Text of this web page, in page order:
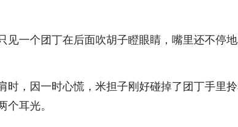
一个团丁在后面吹胡子瞪眼睛，嘴里还不停地
，因一时心慌，米担子刚好碰掉了团丁手里
个耳光。